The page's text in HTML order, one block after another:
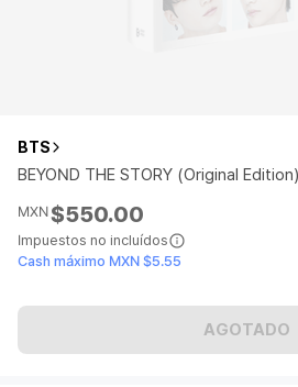
BTS
BEYOND THE STORY (Original
MXN$550.00
Impuestos no incluídos
Cash máximo MXN $5.55
AGOTADO